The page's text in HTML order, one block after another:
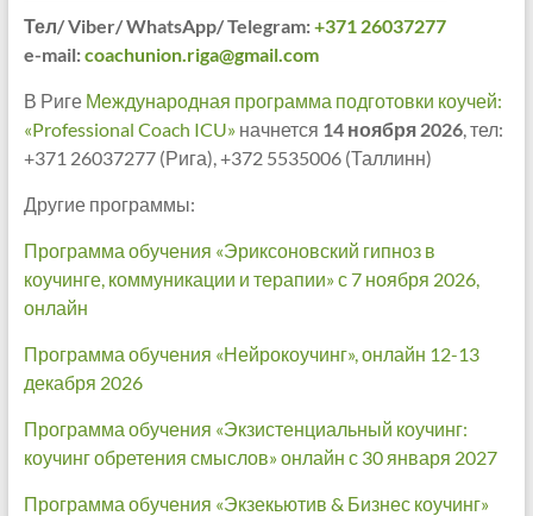
Тел/ Viber/ WhatsApp/ Telegram:+371 26037277
e-mail:coachunion.riga@gmail.com
В Риге Международная программа подготовки коучей:
«Professional Coach ICU»начнется 14 ноября 2026, тел:
+371 26037277 (Рига), +372 5535006 (Таллинн)
Другие программы:
Программа обучения «Эриксоновский гипноз в
коучинге, коммуникации и терапии» с 7 ноября 2026,
онлайн
Программа обучения «Нейрокоучинг», онлайн 12-13
декабря 2026
Программа обучения «Экзистенциальный коучинг:
коучинг обретения смыслов» онлайн с 30 января 2027
Программа обучения «Экзекьютив & Бизнес коучинг»